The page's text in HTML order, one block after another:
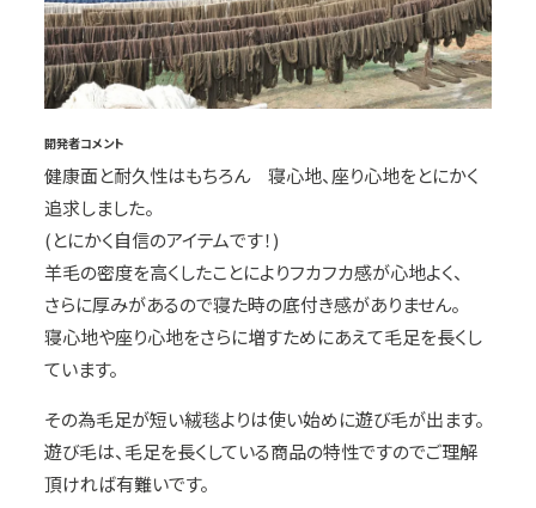
開発者コメント
健康面と耐久性はもちろん 寝心地、座り心地をとにかく
追求しました。
(とにかく自信のアイテムです！)
羊毛の密度を高くしたことによりフカフカ感が心地よく、
さらに厚みがあるので寝た時の底付き感がありません。
寝心地や座り心地をさらに増すためにあえて毛足を長くし
ています。
その為毛足が短い絨毯よりは使い始めに遊び毛が出ます。
遊び毛は、毛足を長くしている商品の特性ですのでご理解
頂ければ有難いです。